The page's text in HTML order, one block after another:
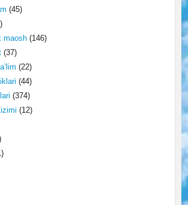
(45)
maosh(146)
(37)
(22)
(44)
(374)
(12)